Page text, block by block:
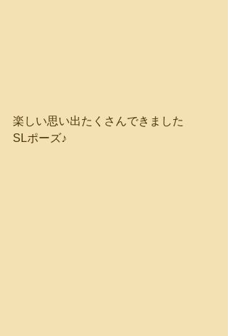
楽しい思い出たくさんできました
SLポーズ♪